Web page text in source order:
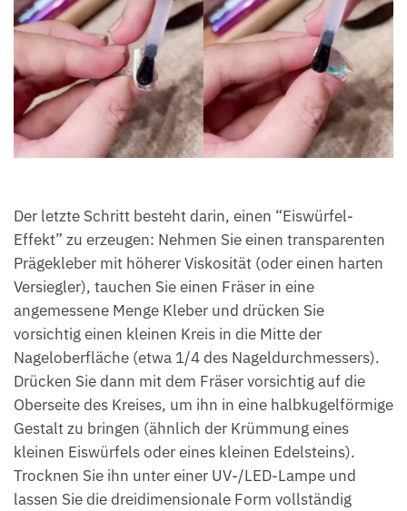
Der letzte Schritt besteht darin, einen “Eiswürfel-
Effekt” zu erzeugen: Nehmen Sie einen transparenten
Prägekleber mit höherer Viskosität (oder einen harten
Versiegler), tauchen Sie einen Fräser in eine
angemessene Menge Kleber und drücken Sie
vorsichtig einen kleinen Kreis in die Mitte der
Nageloberfläche (etwa 1/4 des Nageldurchmessers).
Drücken Sie dann mit dem Fräser vorsichtig auf die
Oberseite des Kreises, um ihn in eine halbkugelförmige
Gestalt zu bringen (ähnlich der Krümmung eines
kleinen Eiswürfels oder eines kleinen Edelsteins).
Trocknen Sie ihn unter einer UV-/LED-Lampe und
lassen Sie die dreidimensionale Form vollständig